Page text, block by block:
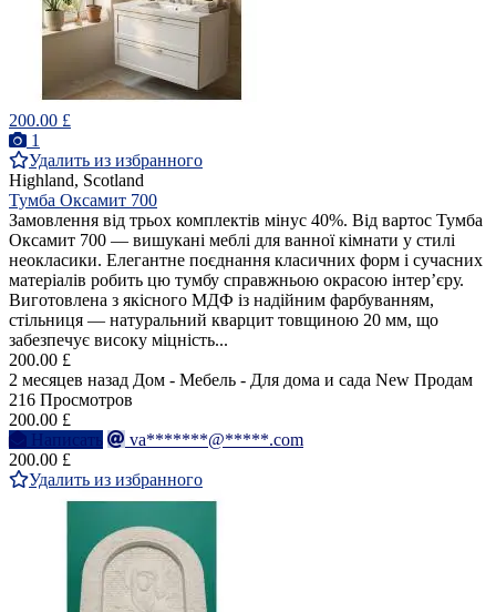
200.00 £
1
Удалить из избранного
Highland, Scotland
Тумба Оксамит 700
Замовлення від трьох комплектів мінус 40%. Від вартос Тумба
Оксамит 700 — вишукані меблі для ванної кімнати у стилі
неокласики. Елегантне поєднання класичних форм і сучасних
матеріалів робить цю тумбу справжньою окрасою інтер’єру.
Виготовлена з якісного МДФ із надійним фарбуванням,
стільниця — натуральний кварцит товщиною 20 мм, що
забезпечує високу міцність...
200.00 £
2 месяцев назад Дом - Мебель - Для дома и сада New Продам
216 Просмотров
200.00 £
Написать
va*******@*****.com
200.00 £
Удалить из избранного